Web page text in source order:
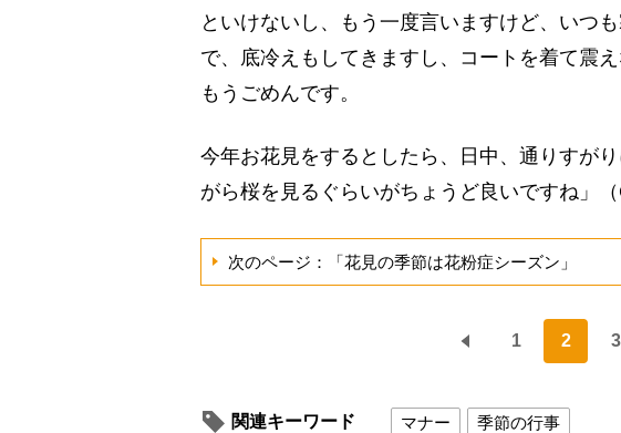
といけないし、もう一度言いますけど、いつ
で、底冷えもしてきますし、コートを着て震
もうごめんです。
今年お花見をするとしたら、日中、通りすが
がら桜を見るぐらいがちょうど良いですね」（
次のページ：「花見の季節は花粉症シーズン」
1 2 3
関連キーワード マナー 季節の行事